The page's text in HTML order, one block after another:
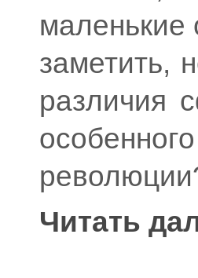
маленькие
заметить,
различия
Читать